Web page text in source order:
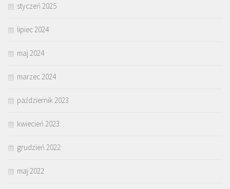
styczeń 2025
lipiec 2024
maj 2024
marzec 2024
październik 2023
kwiecień 2023
grudzień 2022
maj 2022